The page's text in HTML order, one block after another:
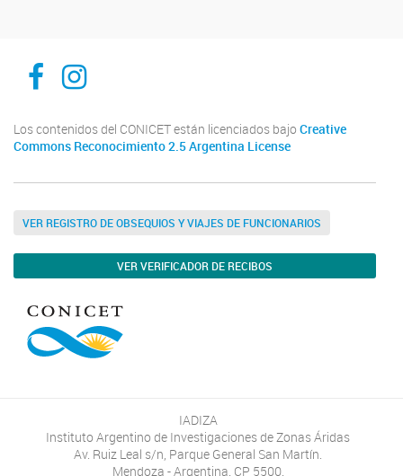
Facebook
Instagram
Los contenidos del CONICET están licenciados bajo Creative
Commons Reconocimiento 2.5 Argentina License
VER REGISTRO DE OBSEQUIOS Y VIAJES DE FUNCIONARIOS
VER VERIFICADOR DE RECIBOS
IADIZA
Instituto Argentino de Investigaciones de Zonas Áridas
Av. Ruiz Leal s/n, Parque General San Martín.
Mendoza - Argentina. CP 5500.